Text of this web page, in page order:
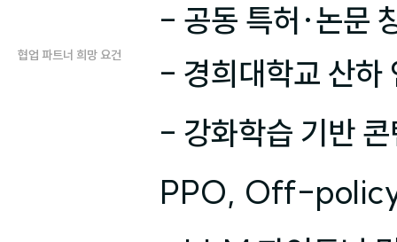
- 공동 특허·논문
협업 파트너 희망 요건
- 경희대학교 산하
- 강화학습 기반
PPO, Off-